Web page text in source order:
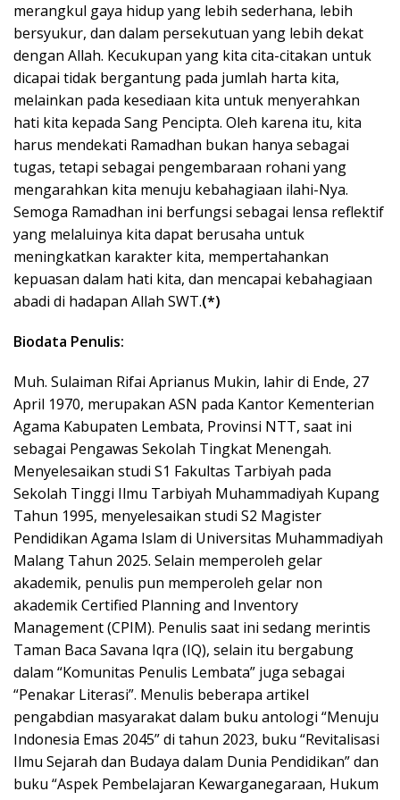
merangkul gaya hidup yang lebih sederhana, lebih
bersyukur, dan dalam persekutuan yang lebih dekat
dengan Allah. Kecukupan yang kita cita-citakan untuk
dicapai tidak bergantung pada jumlah harta kita,
melainkan pada kesediaan kita untuk menyerahkan
hati kita kepada Sang Pencipta. Oleh karena itu, kita
harus mendekati Ramadhan bukan hanya sebagai
tugas, tetapi sebagai pengembaraan rohani yang
mengarahkan kita menuju kebahagiaan ilahi-Nya.
Semoga Ramadhan ini berfungsi sebagai lensa reflektif
yang melaluinya kita dapat berusaha untuk
meningkatkan karakter kita, mempertahankan
kepuasan dalam hati kita, dan mencapai kebahagiaan
abadi di hadapan Allah SWT.(*)
Biodata Penulis:
Muh. Sulaiman Rifai Aprianus Mukin, lahir di Ende, 27
April 1970, merupakan ASN pada Kantor Kementerian
Agama Kabupaten Lembata, Provinsi NTT, saat ini
sebagai Pengawas Sekolah Tingkat Menengah.
Menyelesaikan studi S1 Fakultas Tarbiyah pada
Sekolah Tinggi Ilmu Tarbiyah Muhammadiyah Kupang
Tahun 1995, menyelesaikan studi S2 Magister
Pendidikan Agama Islam di Universitas Muhammadiyah
Malang Tahun 2025. Selain memperoleh gelar
akademik, penulis pun memperoleh gelar non
akademik Certified Planning and Inventory
Management (CPIM). Penulis saat ini sedang merintis
Taman Baca Savana Iqra (IQ), selain itu bergabung
dalam “Komunitas Penulis Lembata” juga sebagai
“Penakar Literasi”. Menulis beberapa artikel
pengabdian masyarakat dalam buku antologi “Menuju
Indonesia Emas 2045” di tahun 2023, buku “Revitalisasi
Ilmu Sejarah dan Budaya dalam Dunia Pendidikan” dan
buku “Aspek Pembelajaran Kewarganegaraan, Hukum